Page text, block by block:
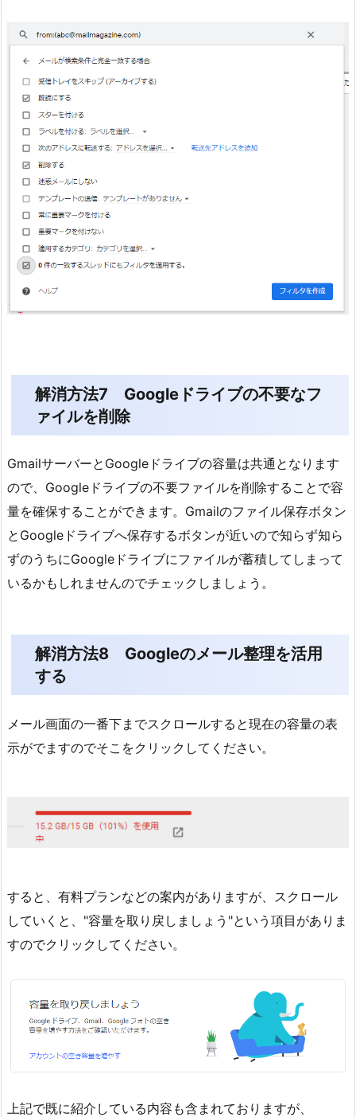
解消方法7 Googleドライブの不要なフ
ァイルを削除
GmailサーバーとGoogleドライブの容量は共通となります
ので、Googleドライブの不要ファイルを削除することで容
量を確保することができます。Gmailのファイル保存ボタン
とGoogleドライブへ保存するボタンが近いので知らず知ら
ずのうちにGoogleドライブにファイルが蓄積してしまって
いるかもしれませんのでチェックしましょう。
解消方法8 Googleのメール整理を活用
する
メール画面の一番下までスクロールすると現在の容量の表
示がでますのでそこをクリックしてください。
すると、有料プランなどの案内がありますが、スクロール
していくと、"容量を取り戻しましょう"という項目がありま
すのでクリックしてください。
上記で既に紹介している内容も含まれておりますが、